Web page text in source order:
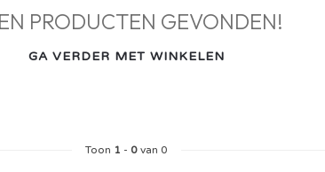
PRODUCTEN GEVONDEN!
GA VERDER MET WINKELEN
Toon 1 - 0van 0